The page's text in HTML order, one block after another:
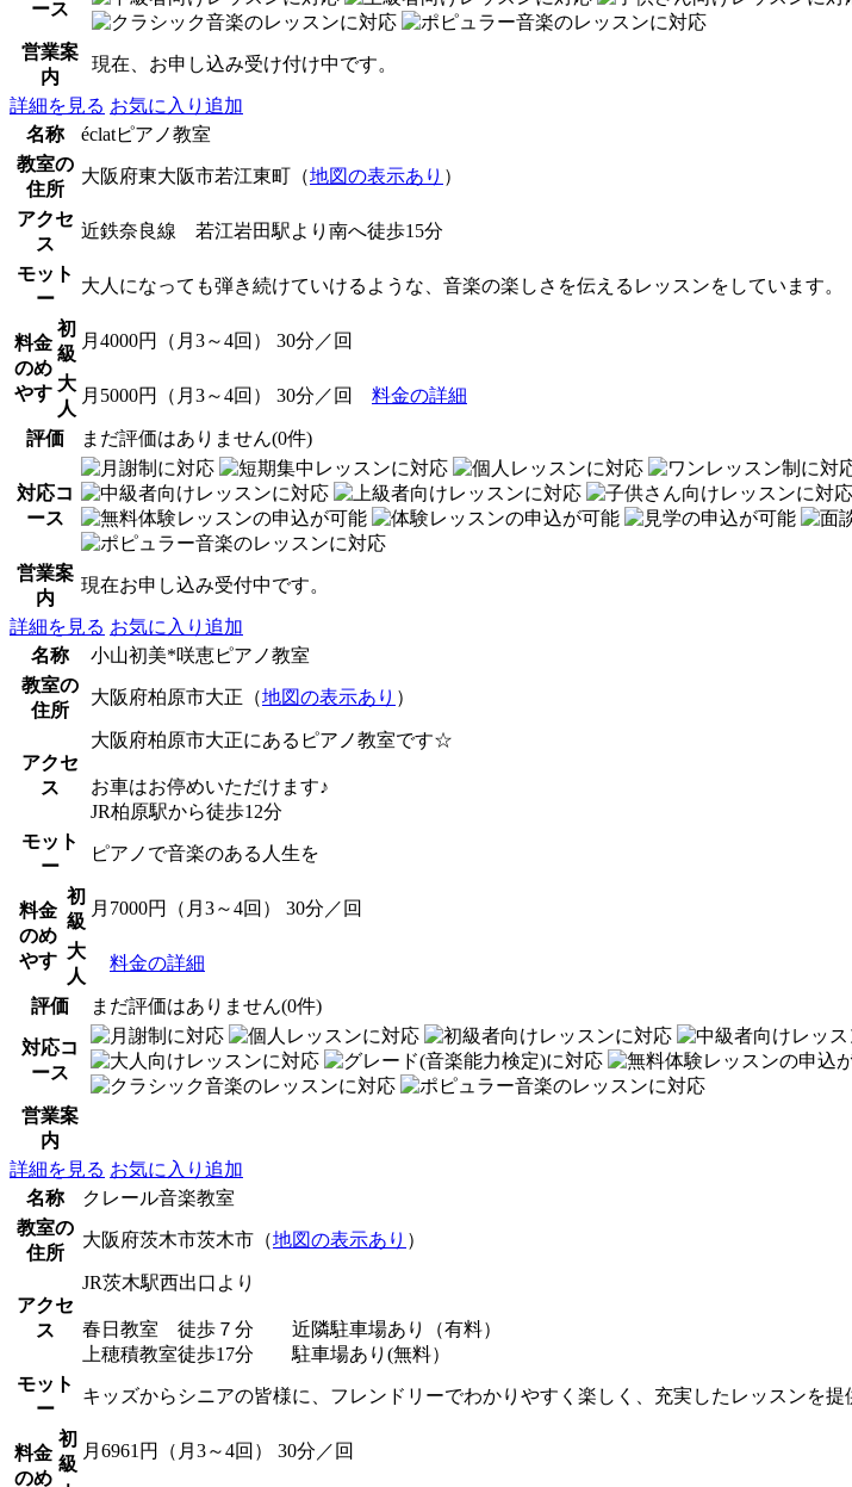
ース
営業案
内
現在、お申し込み受け付け中です。
詳細を見る お気に入り追加
名称
éclatピアノ教室
教室の
住所
大阪府東大阪市若江東町（地図の表示あり ）
アクセ
ス
近鉄奈良線 若江岩田駅より南へ徒歩15分
モット
ー
大人になっても弾き続けていけるような、音楽の楽しさを伝えるレッスンをしています。
料金
のめ
やす
初
級
月4000円（月3～4回） 30分／回
大
人
月5000円（月3～4回） 30分／回 料金の詳細
評価 まだ評価はありません(0件)
対応コ
ース
営業案
内
現在お申し込み受付中です。
詳細を見る お気に入り追加
名称
小山初美*咲恵ピアノ教室
教室の
住所
大阪府柏原市大正（地図の表示あり ）
アクセ
ス
大阪府柏原市大正にあるピアノ教室です☆
お車はお停めいただけます♪
JR柏原駅から徒歩12分
モット
ー
ピアノで音楽のある人生を
料金
のめ
やす
初
級
月7000円（月3～4回） 30分／回
大
人
料金の詳細
評価 まだ評価はありません(0件)
対応コ
ース
営業案
内
詳細を見る お気に入り追加
名称
クレール音楽教室
教室の
住所
大阪府茨木市茨木市（地図の表示あり ）
アクセ
ス
JR茨木駅西出口より
春日教室 徒歩７分 近隣駐車場あり（有料）
上穂積教室徒歩17分 駐車場あり(無料）
モット
ー
キッズからシニアの皆様に、フレンドリーでわかりやすく楽しく、充実したレッスンを提
料金
のめ
初
級
月6961円（月3～4回） 30分／回